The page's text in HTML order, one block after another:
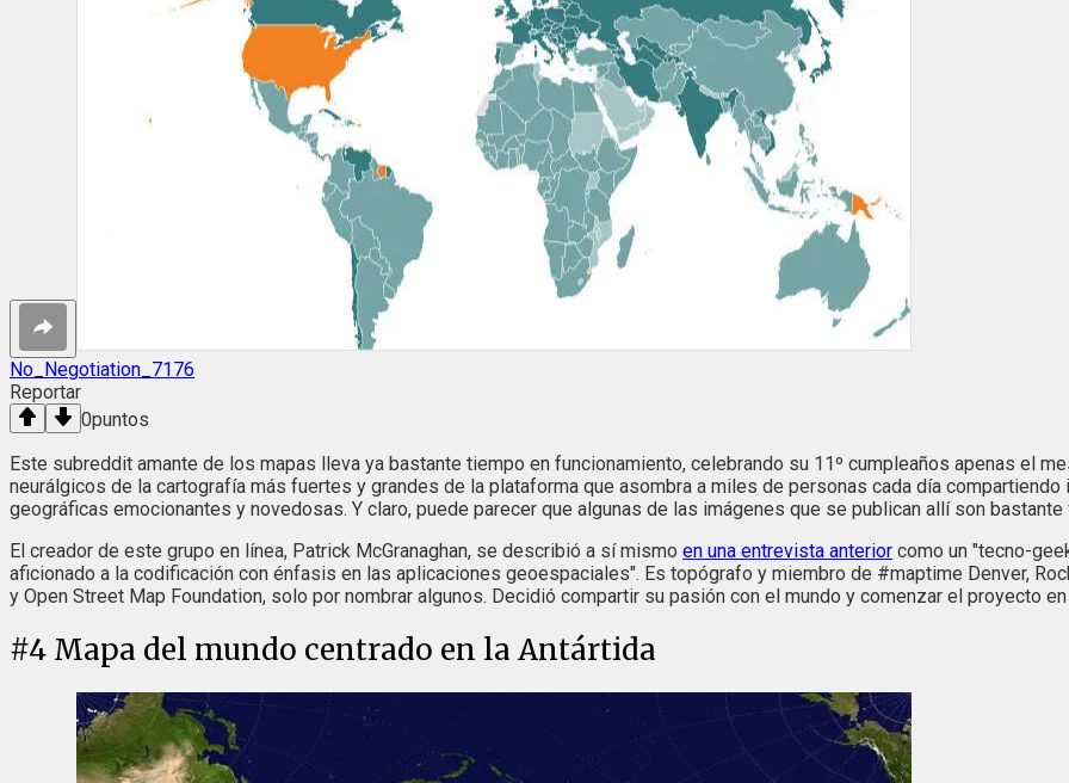
No_Negotiation_7176
Reportar
0puntos
Este subreddit amante de los mapas lleva ya bastante tiempo en funcionamiento, celebrando su 11º cumpleaños apenas el
neurálgicos de la cartografía más fuertes y grandes de la plataforma que asombra a miles de personas cada día
geográficas emocionantes y novedosas. Y claro, puede parecer que algunas de las imágenes que se publican allí son
El creador de este grupo en línea, Patrick McGranaghan, se describió a sí mismo en una entrevista anterior como un "tecno-
aficionado a la codificación con énfasis en las aplicaciones geoespaciales". Es topógrafo y miembro de #maptime Denver,
y Open Street Map Foundation, solo por nombrar algunos. Decidió compartir su pasión con el mundo y comenzar el proyecto
#4 Mapa del mundo centrado en la Antártida